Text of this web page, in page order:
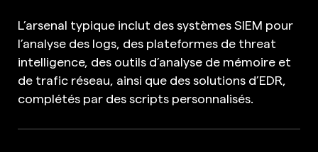
L’arsenal typique inclut des systèmes SIEM pour
l’analyse des logs, des plateformes de threat
intelligence, des outils d’analyse de mémoire et
de trafic réseau, ainsi que des solutions d’EDR,
complétés par des scripts personnalisés.